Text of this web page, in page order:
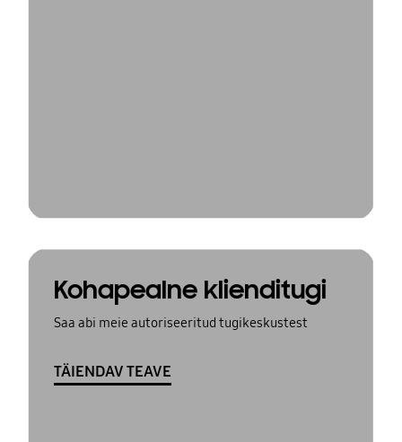
Kohapealne klienditugi
Saa abi meie autoriseeritud tugikeskustest
TÄIENDAV TEAVE